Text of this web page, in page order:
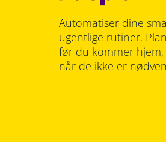
Automatiser dine
ugentlige rutiner.
før du kommer
når de ikke er